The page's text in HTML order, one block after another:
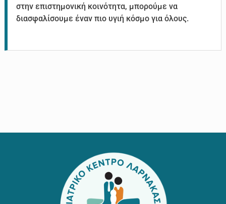
στην επιστημονική κοινότητα, μπορούμε να
διασφαλίσουμε έναν πιο υγιή κόσμο για όλους.